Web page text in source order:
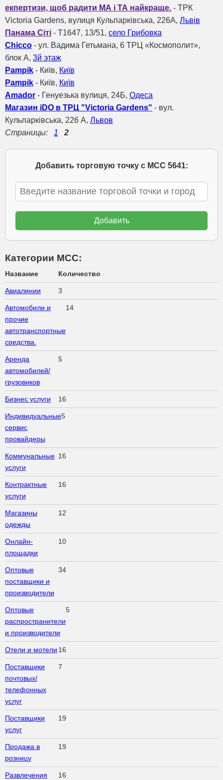
екпертизи, щоб радити МА і ТА найкраще. - ТРК
Victoria Gardens, вулиця Кульпарківська, 226А, Львів
Панама Сіті - Т1647, 13/51, село Грибовка
Chicco - ул. Вадима Гетьмана, 6 ТРЦ «Космополит»,
блок А, 3й этаж
Pampik - Київ, Київ
Pampik - Київ, Київ
Amador - Генуезька вулиця, 24Б, Одеса
Магазин iDO в ТРЦ "Victoria Gardens" - вул.
Кульпарківська, 226 А, Львов
Страницы: 1 2
Добавить торговую точку с МСС 5641:
Категории МСС:
Название Количество
Авиалинии 3
Автомобили и
прочие
автотранспортные
средства.
14
Аренда
автомобилей/
грузовиков
5
Бизнес услуги 16
Индивидуальные
сервис
провайдеры
5
Коммунальные
услуги
16
Контрактные
услуги
16
Магазины
одежды
12
Онлайн-
площадки
10
Оптовые
поставщики и
производители
34
Оптовые
распространители
и производители
5
Отели и мотели 16
Поставщики
почтовых/
телефонных
услуг
7
Поставщики
услуг
19
Продажа в
розницу
19
Развлечения 16